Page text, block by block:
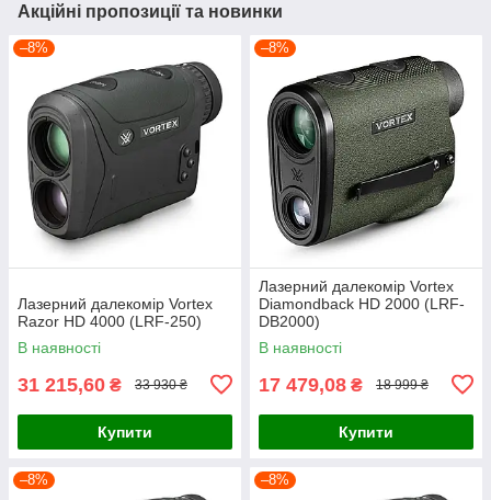
Акційні пропозиції та новинки
–8%
Лазерний далекомір Vortex
Razor HD 4000 (LRF-250)
В наявності
31 215,60 ₴ 33 930 ₴
Купити
–8%
Лазерний далекомір Vortex
Diamondback HD 2000 (LRF-
DB2000)
В наявності
17 479,08 ₴ 18 999 ₴
Купити
–8% –8%